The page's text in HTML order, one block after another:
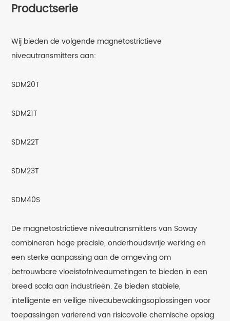
Productserie
Wij bieden de volgende magnetostrictieve
niveautransmitters aan:
SDM20T
SDM21T
SDM22T
SDM23T
SDM40S
De magnetostrictieve niveautransmitters van Soway
combineren hoge precisie, onderhoudsvrije werking en
een sterke aanpassing aan de omgeving om
betrouwbare vloeistofniveaumetingen te bieden in een
breed scala aan industrieën. Ze bieden stabiele,
intelligente en veilige niveaubewakingsoplossingen voor
toepassingen variërend van risicovolle chemische opslag